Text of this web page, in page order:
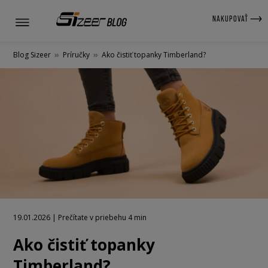
NAKUPOVAŤ
Blog Sizeer » Príručky » Ako čistiť topanky Timberland?
19.01.2026 | Prečítate v priebehu 4 min
Ako čistiť topanky